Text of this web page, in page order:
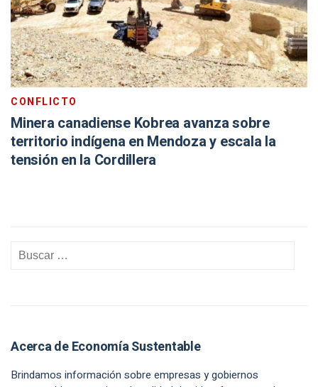
CONFLICTO
Minera canadiense Kobrea avanza sobre
territorio indígena en Mendoza y escala la
tensión en la Cordillera
Acerca de Economía Sustentable
Brindamos información sobre empresas y gobiernos